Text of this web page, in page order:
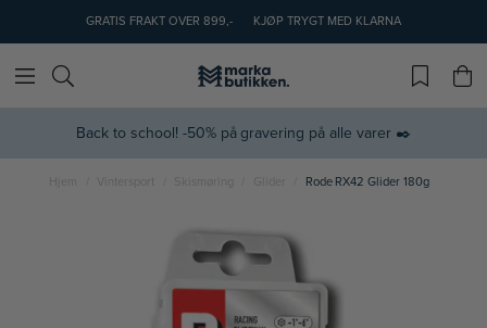
GRATIS FRAKT OVER 899,- KJØP TRYGT MED KLARNA
Back to school! -50% på gravering på alle varer ✒️
Hjem Vintersport Skismøring Rode RX42 Glider 180g